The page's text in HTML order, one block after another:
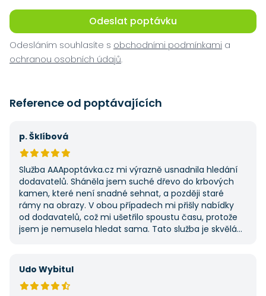
Odeslat poptávku
Odesláním souhlasíte s obchodními podmínkami a
ochranou osobních údajů.
Reference od poptávajících
p. Šklíbová
Služba AAApoptávka.cz mi výrazně usnadnila hledání
dodavatelů. Sháněla jsem suché dřevo do krbových
kamen, které není snadné sehnat, a později staré
rámy na obrazy. V obou případech mi přišly nabídky
od dodavatelů, což mi ušetřilo spoustu času, protože
jsem je nemusela hledat sama. Tato služba je skvělá
Udo Wybitul